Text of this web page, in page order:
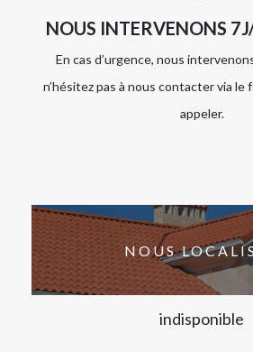
NOUS INTERVENONS
En cas d’urgence, nous
n’hésitez pas à nous contacter via le
appeler.
NOUS
indisponible